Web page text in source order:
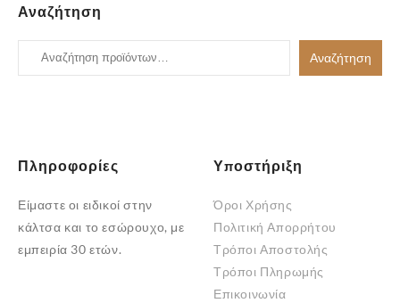
έχει
παραλλαγές.
Οι
επιλεγούν
σελίδα
του
προϊόντος
Αναζήτηση
Αναζήτηση
για:
Αναζήτηση
Πληροφορίες
Είμαστε οι ειδικοί στην
κάλτσα και το εσώρουχο, με
εμπειρία 30 ετών.
Υποστήριξη
Όροι Χρήσης
Πολιτική Απορρήτου
Τρόποι Αποστολής
Τρόποι Πληρωμής
Επικοινωνία